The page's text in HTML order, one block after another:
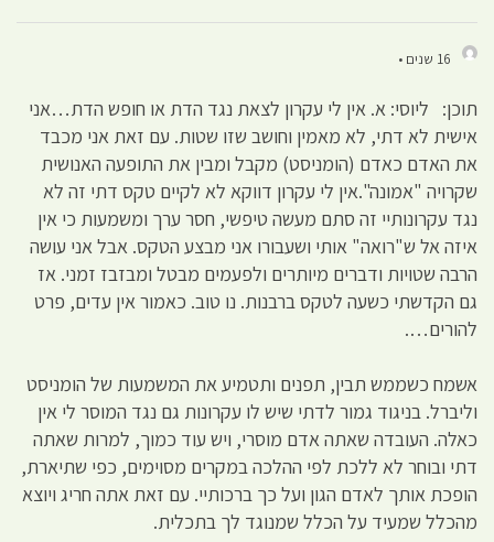
16 שנים •
תוכן: ליוסי: א. אין לי עקרון לצאת נגד הדת או חופש הדת…אני
אישית לא דתי, לא מאמין וחושב שזו שטות. עם זאת אני מכבד
את האדם כאדם (הומניסט) מקבל ומבין את התופעה האנושית
שקרויה "אמונה".אין לי עקרון דווקא לא לקיים טקס דתי זה לא
נגד עקרונותיי זה סתם מעשה טיפשי, חסר ערך ומשמעות כי אין
איזה אל ש"רואה" אותי ושעבורו אני מבצע הטקס. אבל אני עושה
הרבה שטויות ודברים מיותרים ולפעמים מבטל ומבזבז זמני. אז
גם הקדשתי כשעה לטקס ברבנות. נו טוב. כאמור אין עדים, פרט
להורים….
אשמח כשממש תבין, תפנים ותטמיע את המשמעות של הומניסט
וליברל. בניגוד גמור לדתי שיש לו עקרונות גם נגד המוסר לי אין
כאלה. העובדה שאתה אדם מוסרי, ויש עוד כמוך, למרות שאתה
דתי ובוחר לא ללכת לפי ההלכה במקרים מסוימים, כפי שתיארת,
הופכת אותך לאדם הגון ועל כך ברכותיי. עם זאת אתה חריג ויוצא
מהכלל שמעיד על הכלל שמנוגד לך בתכלית.